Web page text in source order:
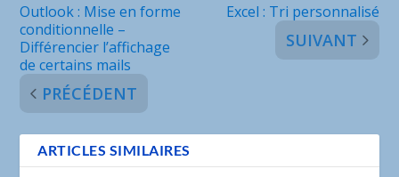
Outlook : Mise en forme
conditionnelle –
Différencier l’affichage
de certains mails
PRÉCÉDENT
Excel : Tri personnalisé
SUIVANT
ARTICLES SIMILAIRES